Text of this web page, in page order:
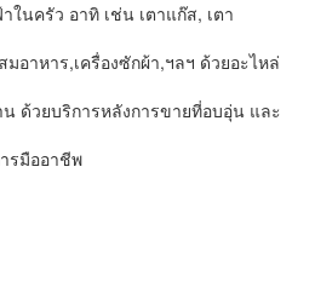
นครัว อาทิ เช่น เตาแก๊ส, เตา
มอาหาร,เครื่องซักผ้า,ฯลฯ ด้วยอะไหล่
ด้วยบริการหลังการขายที่อบอุ่น และ
รมืออาชีพ